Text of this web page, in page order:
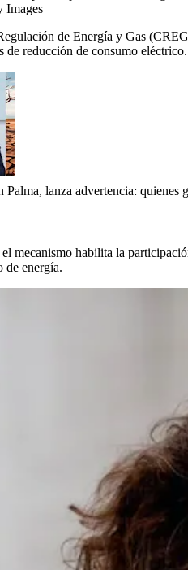
Images
de Energía y Gas
de reducción de consumo eléctrico.
lanza advertencia: quienes
mecanismo habilita la
de energía.